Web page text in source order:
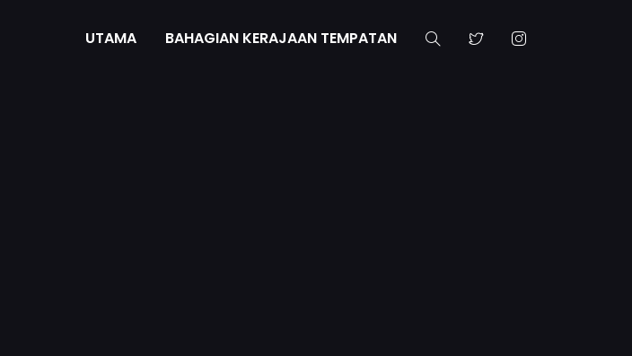
UTAMA BAHAGIAN KERAJAAN TEMPATAN